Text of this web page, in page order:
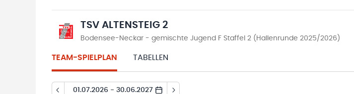
TSV ALTENSTEIG 2
Bodensee-Neckar - gemischte Jugend F Staffel 2 (Hallenrunde 2025/2026)
TEAM-SPIELPLAN TABELLEN
01.07.2026 - 30.06.2027